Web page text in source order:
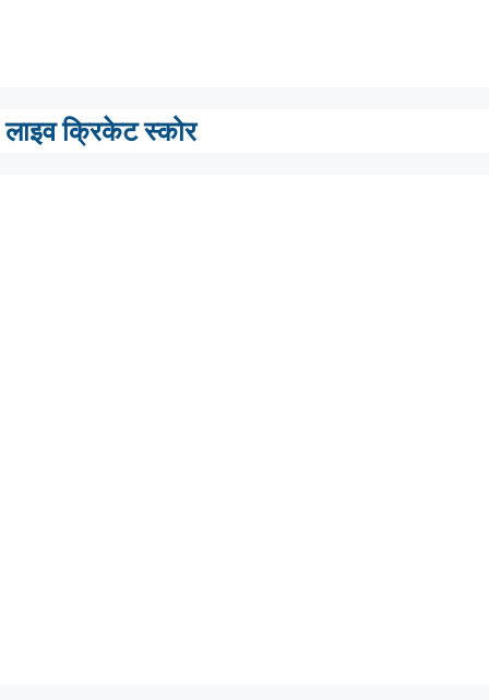
लाइव क्रिकेट स्कोर